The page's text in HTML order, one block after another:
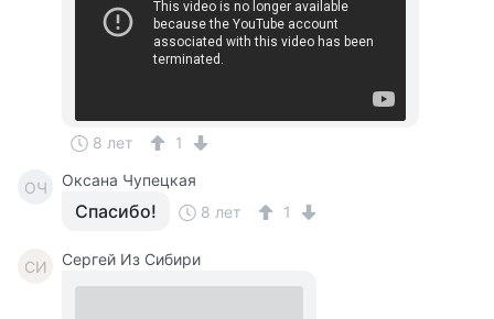
8 лет 1
ОЧ Оксана Чупецкая
Спасибо! 8 лет 1
CИ Cергей Из Сибири